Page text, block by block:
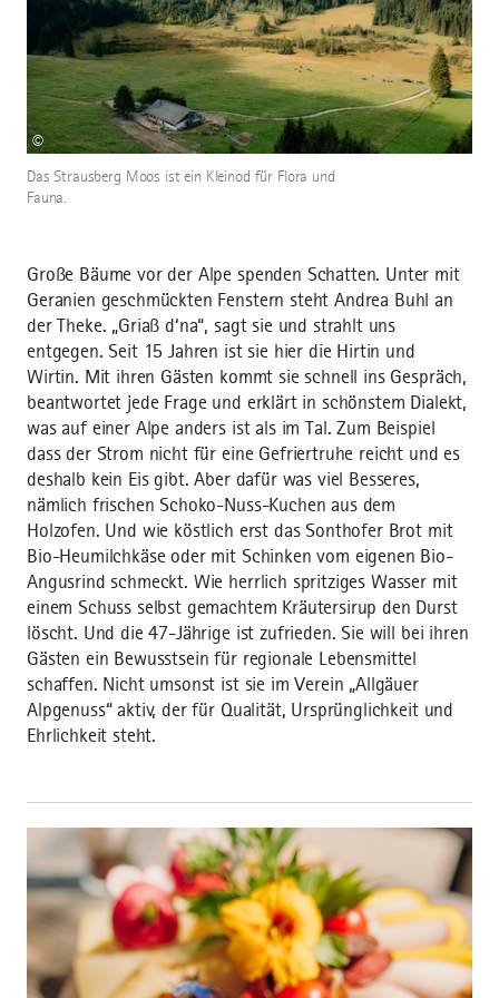
©
Das Strausberg Moos ist ein Kleinod für Flora und
Fauna.
Große Bäume vor der Alpe spenden Schatten. Unter mit
Geranien geschmückten Fenstern steht Andrea Buhl an
der Theke. „Griaß d‘na“, sagt sie und strahlt uns
entgegen. Seit 15 Jahren ist sie hier die Hirtin und
Wirtin. Mit ihren Gästen kommt sie schnell ins Gespräch,
beantwortet jede Frage und erklärt in schönstem Dialekt,
was auf einer Alpe anders ist als im Tal. Zum Beispiel
dass der Strom nicht für eine Gefriertruhe reicht und es
deshalb kein Eis gibt. Aber dafür was viel Besseres,
nämlich frischen Schoko-Nuss-Kuchen aus dem
Holzofen. Und wie köstlich erst das Sonthofer Brot mit
Bio-Heumilchkäse oder mit Schinken vom eigenen Bio-
Angusrind schmeckt. Wie herrlich spritziges Wasser mit
einem Schuss selbst gemachtem Kräutersirup den Durst
löscht. Und die 47-Jährige ist zufrieden. Sie will bei ihren
Gästen ein Bewusstsein für regionale Lebensmittel
schaffen. Nicht umsonst ist sie im Verein „Allgäuer
Alpgenuss“ aktiv, der für Qualität, Ursprünglichkeit und
Ehrlichkeit steht.